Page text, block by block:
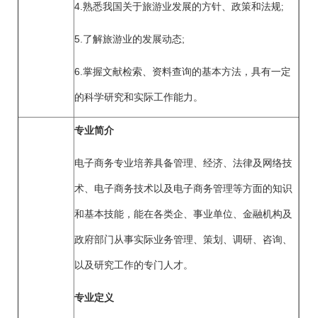
4.熟悉我国关于旅游业发展的方针、政策和法规;
5.了解旅游业的发展动态;
6.掌握文献检索、资料查询的基本方法，具有一定
的科学研究和实际工作能力。
专业简介
电子商务专业培养具备管理、经济、法律及网络技
术、电子商务技术以及电子商务管理等方面的知识
和基本技能，能在各类企、事业单位、金融机构及
政府部门从事实际业务管理、策划、调研、咨询、
以及研究工作的专门人才。
专业定义